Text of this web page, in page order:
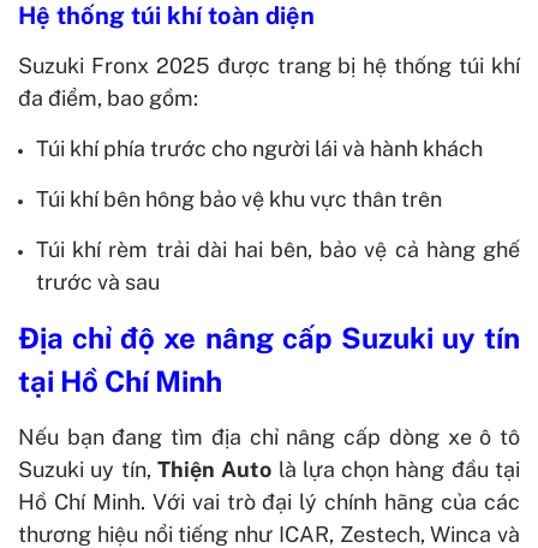
Hệ thống túi khí toàn diện
Suzuki Fronx 2025 được trang bị hệ thống túi khí
đa điểm, bao gồm:
Túi khí phía trước cho người lái và hành khách
Túi khí bên hông bảo vệ khu vực thân trên
Túi khí rèm trải dài hai bên, bảo vệ cả hàng ghế
trước và sau
Địa chỉ độ xe nâng cấp Suzuki uy tín
tại Hồ Chí Minh
Nếu bạn đang tìm địa chỉ nâng cấp dòng xe ô tô
Suzuki uy tín, Thiện Auto là lựa chọn hàng đầu tại
Hồ Chí Minh. Với vai trò đại lý chính hãng của các
thương hiệu nổi tiếng như ICAR, Zestech, Winca và